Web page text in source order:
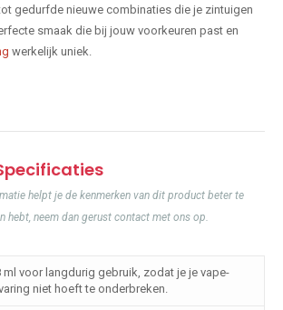
gedurfde nieuwe combinaties die je zintuigen
smaak die bij jouw voorkeuren past en
werkelijk uniek.
helpt je de kenmerken van dit product beter te
hebt, neem dan gerust contact met ons op.
ml voor langdurig gebruik, zodat je je vape-
niet hoeft te onderbreken.